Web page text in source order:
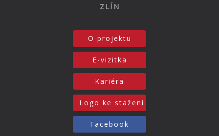
ZLÍN
O projektu
E-vizitka
Kariéra
Logo ke stažení
Facebook